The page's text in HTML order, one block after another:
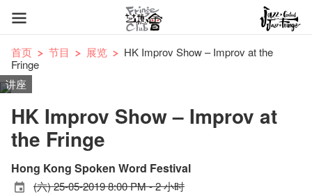
首页 节目 展览
HK Improv Show – Improv at the
Fringe
讲座
HK Improv Show – Improv at
the Fringe
Hong Kong Spoken Word Festival
(六) 25-05-2019 8:00 PM - 2 小时